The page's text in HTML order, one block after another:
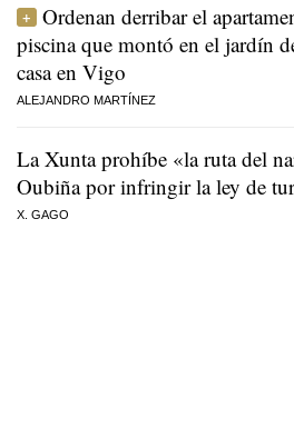
Ordenan derribar el
piscina que montó en el jardín
casa en Vigo
ALEJANDRO MARTÍNEZ
La Xunta prohíbe «la ruta del
Oubiña por infringir la ley de
X. GAGO